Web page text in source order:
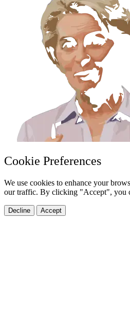
Cookie Preferences
We use cookies to enhance your
our traffic. By clicking "Accept", you
Decline Accept